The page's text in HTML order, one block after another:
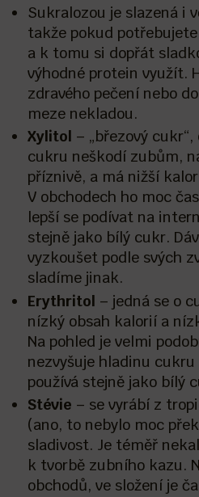
Sukralozou je slazená i
takže pokud
a k tomu si dopřát
výhodné protein využít.
zdravého pečení nebo
meze nekladou.
Xylitol – „březový
cukru neškodí zubům,
příznivě, a má nižší
V obchodech ho moc
lepší se podívat na
stejně jako bílý cukr.
vyzkoušet podle svých
sladíme jinak.
Erythritol – jedná se o
nízký obsah kalorií a
Na pohled je velmi
nezvyšuje hladinu cukru
používá stejně jako bílý
Stévie – se vyrábí z
(ano, to nebylo moc
sladivost. Je téměř
k tvorbě zubního kazu.
obchodů, ve složení je